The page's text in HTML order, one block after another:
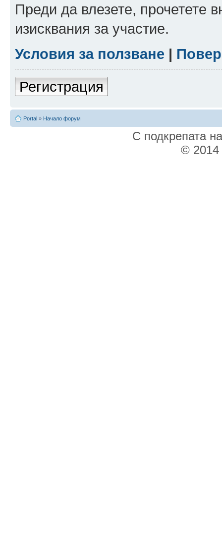
Преди да влезете, прочетете
изисквания за участие.
Условия за ползване |
Регистрация
Portal » Начало форум
С подкрепата
© 2014